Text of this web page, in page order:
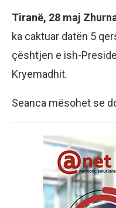
Tiranë, 28 maj
ka caktuar datën 5
çështjen e ish-
Kryemadhit.
Seanca mësohet se